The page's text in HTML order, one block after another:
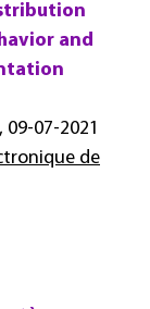
and
07-2021
de